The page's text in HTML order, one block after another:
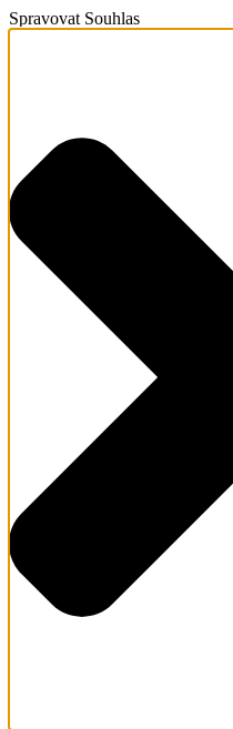
Spravovat Souhlas